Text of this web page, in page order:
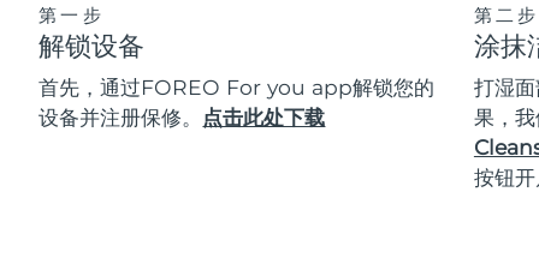
第一步
解锁设备
首先，通过FOREO For you app解锁您的
设备并注册保修。 点击此处下载
第二步
涂抹
打湿
果，
按钮